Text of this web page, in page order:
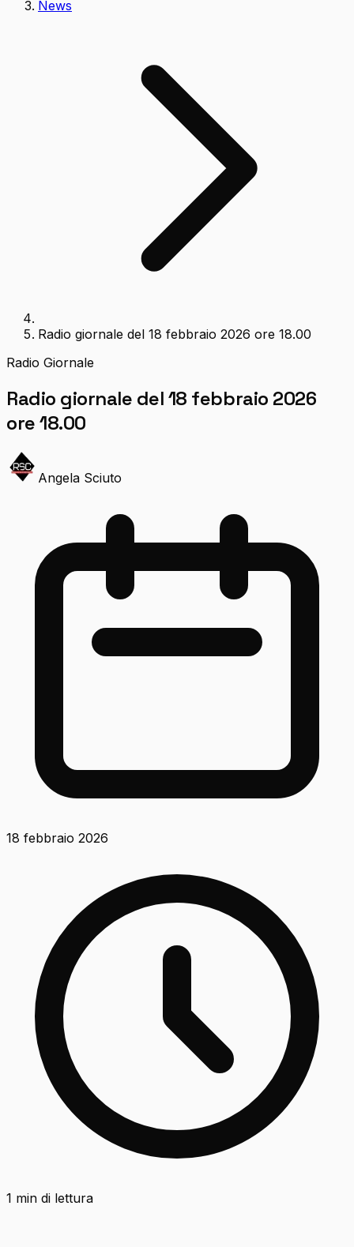
News
Radio giornale del 18 febbraio 2026 ore 18.00
Radio Giornale
Radio giornale del 18 febbraio 2026
ore 18.00
Angela Sciuto
18 febbraio 2026
1 min di lettura